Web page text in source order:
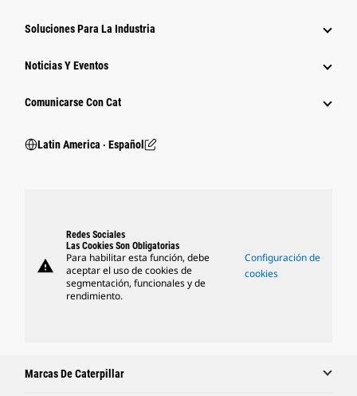
Soluciones Para La Industria
Noticias Y Eventos
Comunicarse Con Cat
Latin America ‧ Español
warning
Redes Sociales
Las Cookies Son Obligatorias
Para habilitar esta función, debe
aceptar el uso de cookies de
segmentación, funcionales y de
rendimiento.
Configuración de
cookies
Marcas De Caterpillar